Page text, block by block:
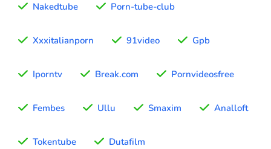
Nakedtube Porn-tube-club
Xxxitalianporn 91video Gpb
Iporntv Break.com Pornvideosfree
Fembes Ullu Smaxim Analloft
Tokentube Dutafilm